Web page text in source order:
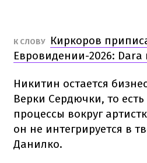
К СЛОВУ
Киркоров
Евровидении-2026:
Никитин остается
Верки Сердючки, то есть
процессы вокруг
он не интегрируется в
Данилко.